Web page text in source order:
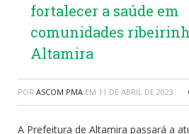
fortalecer a saúde em
comunidades
Altamira
POR ASCOM PMA EM 11 DE ABRIL DE 2023
A Prefeitura de Altamira passará a